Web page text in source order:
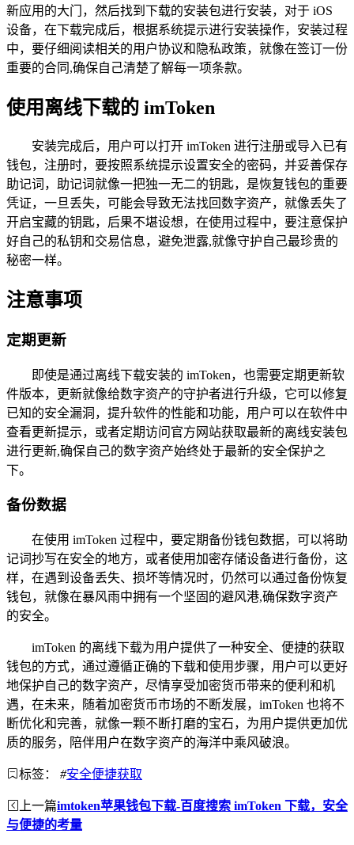
新应用的大门，然后找到下载的安装包进行安装，对于 iOS
设备，在下载完成后，根据系统提示进行安装操作，安装过程
中，要仔细阅读相关的用户协议和隐私政策，就像在签订一份
重要的合同,确保自己清楚了解每一项条款。
使用离线下载的 imToken
安装完成后，用户可以打开 imToken 进行注册或导入已有
钱包，注册时，要按照系统提示设置安全的密码，并妥善保存
助记词，助记词就像一把独一无二的钥匙，是恢复钱包的重要
凭证，一旦丢失，可能会导致无法找回数字资产，就像丢失了
开启宝藏的钥匙，后果不堪设想，在使用过程中，要注意保护
好自己的私钥和交易信息，避免泄露,就像守护自己最珍贵的
秘密一样。
注意事项
定期更新
即使是通过离线下载安装的 imToken，也需要定期更新软
件版本，更新就像给数字资产的守护者进行升级，它可以修复
已知的安全漏洞，提升软件的性能和功能，用户可以在软件中
查看更新提示，或者定期访问官方网站获取最新的离线安装包
进行更新,确保自己的数字资产始终处于最新的安全保护之
下。
备份数据
在使用 imToken 过程中，要定期备份钱包数据，可以将助
记词抄写在安全的地方，或者使用加密存储设备进行备份，这
样，在遇到设备丢失、损坏等情况时，仍然可以通过备份恢复
钱包，就像在暴风雨中拥有一个坚固的避风港,确保数字资产
的安全。
imToken 的离线下载为用户提供了一种安全、便捷的获取
钱包的方式，通过遵循正确的下载和使用步骤，用户可以更好
地保护自己的数字资产，尽情享受加密货币带来的便利和机
遇，在未来，随着加密货币市场的不断发展，imToken 也将不
断优化和完善，就像一颗不断打磨的宝石，为用户提供更加优
质的服务，陪伴用户在数字资产的海洋中乘风破浪。
标签： #安全便捷获取
上一篇imtoken苹果钱包下载-百度搜索 imToken 下载，安全
与便捷的考量